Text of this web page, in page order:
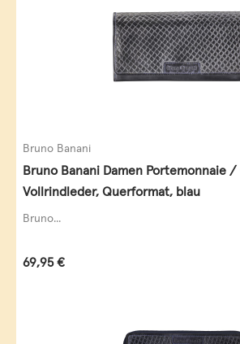
Bruno Banani
Bruno Banani Damen Portemonnaie
Vollrindleder, Querformat, blau
Bruno...
Regulärer Preis:
69,95 €